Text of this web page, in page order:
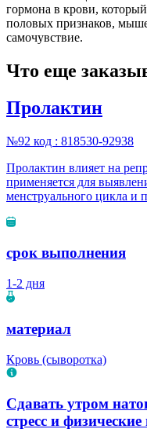
гормона в крови,
половых признаков,
самочувствие.
Что еще
Пролактин
№92 код : 818530-92938
Пролактин влияет на
применяется для
менструального цикла и
срок выполнения
1-2 дня
материал
Кровь (сыворотка)
Сдавать утром
стресс и